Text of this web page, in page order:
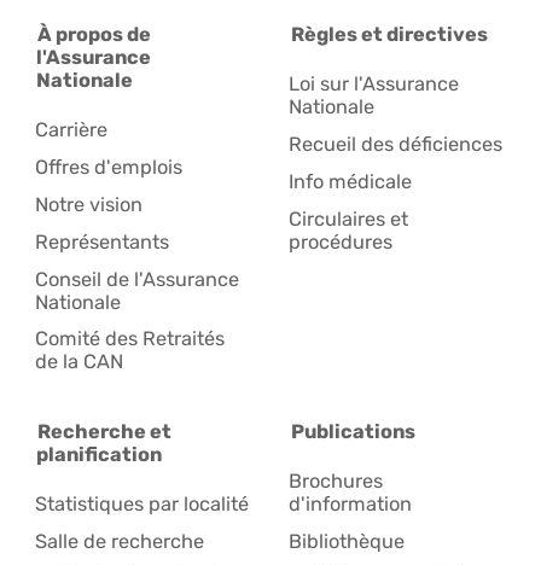
À propos de
l'Assurance
Nationale
Carrière
Offres d'emplois
Notre vision
Représentants
Conseil de l'Assurance
Nationale
Comité des Retraités
de la CAN
Règles et directives
Loi sur l'Assurance
Nationale
Recueil des déficiences
Info médicale
Circulaires et
procédures
Recherche et
planification
Statistiques par localité
Salle de recherche
Publications
Brochures
d'information
Bibliothèque